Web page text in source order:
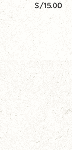
S/15.00